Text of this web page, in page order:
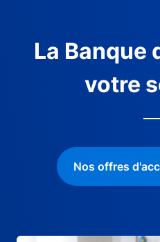
La Banque
votre
Nos offres